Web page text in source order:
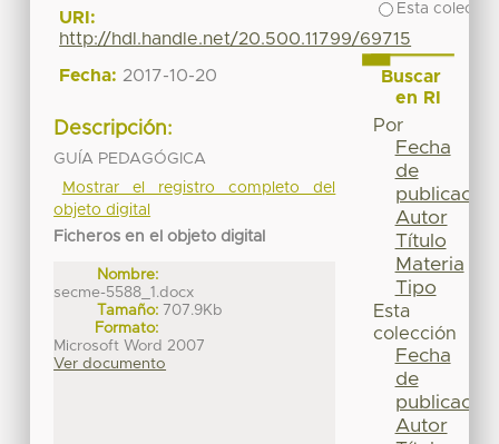
URI:
http://hdl.handle.net/20.500.11799/69715
Fecha: 2017-10-20
Descripción:
GUÍA PEDAGÓGICA
Mostrar el registro completo del
objeto digital
Ficheros en el objeto digital
Nombre:
secme-5588_1.docx
Tamaño: 707.9Kb
Formato:
Microsoft Word 2007
Ver documento
Esta
Buscar
en RI
Por
Fecha
de
publicación
Autor
Título
Materia
Tipo
Esta
colección
Fecha
de
publicación
Autor